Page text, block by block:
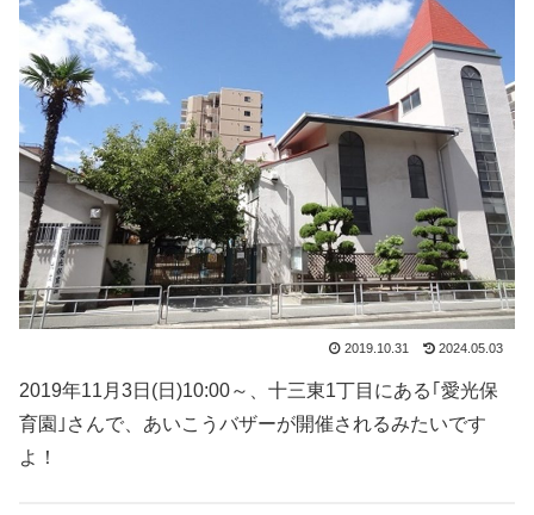
2019.10.31 2024.05.03
2019年11月3日(日)10:00～、十三東1丁目にある｢愛光保
育園｣さんで、あいこうバザーが開催されるみたいです
よ！